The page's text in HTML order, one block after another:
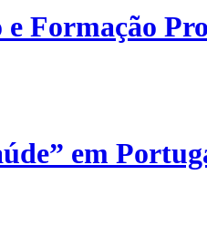
Formação
em